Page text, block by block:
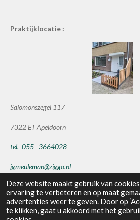
Deze website maakt gebruik van
ervaring te verbeteren en op maat
advertenties weer te geven. Door op
te klikken, gaat u akkoord met het
Praktijklocatie :
Salomonszegel 117
7322 ET Apeldoorn
tel. 055 - 3664028
jgmeuleman@ziggo.nl
© 2019 - 2026 praktijkmeuleman-
Powered byJouwWeb